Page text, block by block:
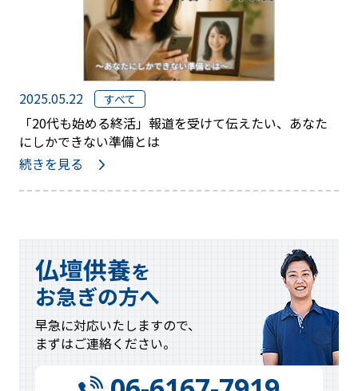
2025.05.22 すべて
「20代も始める終活」報道を受けて伝えたい、あなた
にしかできない準備とは
続きを見る
仏壇供養を
お急ぎの方へ
早急に対応いたしますので、
まずはご連絡ください。